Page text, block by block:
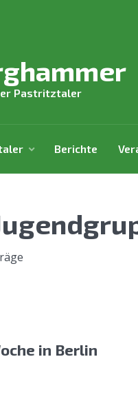
Pastritztaler
Berichte
in Berlin